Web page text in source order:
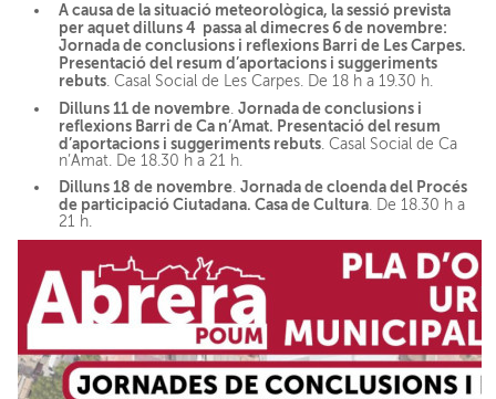
A causa de la situació meteorològica, la sessió prevista
per aquet dilluns 4 passa al dimecres 6 de novembre:
Jornada de conclusions i reflexions Barri de Les Carpes.
Presentació del resum d’aportacions i suggeriments
rebuts. Casal Social de Les Carpes. De 18 h a 19.30 h.
Dilluns 11 de novembre .Jornada de conclusions i
reflexions Barri de Ca n’Amat. Presentació del resum
d’aportacions i suggeriments rebuts . Casal Social de Ca
n’Amat. De 18.30 h a 21 h.
Dilluns 18 de novembre.Jornada de cloenda del Procés
de participació Ciutadana. Casa de Cultura. De 18.30 h a
21 h.